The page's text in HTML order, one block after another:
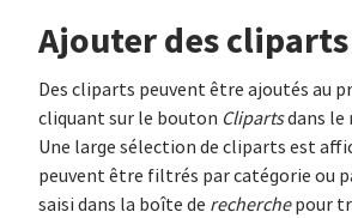
Ajouter des cliparts
Des cliparts peuvent être ajoutés au
cliquant sur le bouton Clipartsdans le
Une large sélection de cliparts est
peuvent être filtrés par catégorie ou
saisi dans la boîte de recherchepour